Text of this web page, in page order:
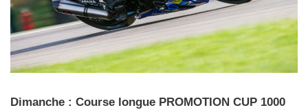
Dimanche : Course longue PROMOTION CUP 1000